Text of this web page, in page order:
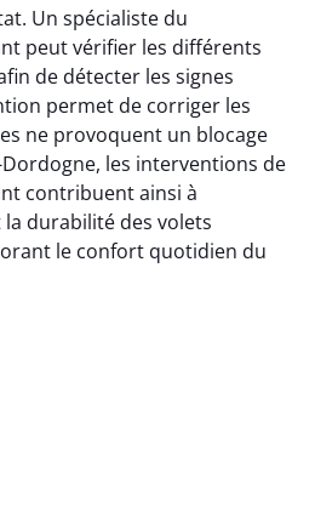
Un spécialiste du
peut vérifier les différents
de détecter les signes
permet de corriger les
ne provoquent un blocage
les interventions de
contribuent ainsi à
durabilité des volets
le confort quotidien du